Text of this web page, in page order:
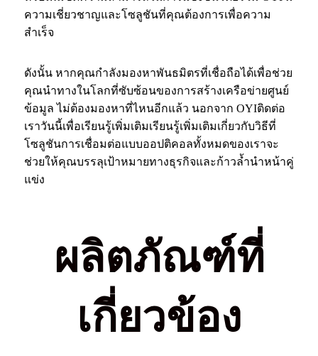
ความเชี่ยวชาญและโซลูชันที่คุณต้องการเพื่อความ
สำเร็จ
ดังนั้น หากคุณกำลังมองหาพันธมิตรที่เชื่อถือได้เพื่อช่วย
คุณนำทางในโลกที่ซับซ้อนของการสร้างเครือข่ายศูนย์
ข้อมูล ไม่ต้องมองหาที่ไหนอีกแล้ว นอกจาก OYIติดต่อ
เราวันนี้เพื่อเรียนรู้เพิ่มเติมเรียนรู้เพิ่มเติมเกี่ยวกับวิธีที่
โซลูชันการเชื่อมต่อแบบออปติคอลทั้งหมดของเราจะ
ช่วยให้คุณบรรลุเป้าหมายทางธุรกิจและก้าวล้ำนำหน้าคู่
แข่ง
ผลิตภัณฑ์ที่
เกี่ยวข้อง